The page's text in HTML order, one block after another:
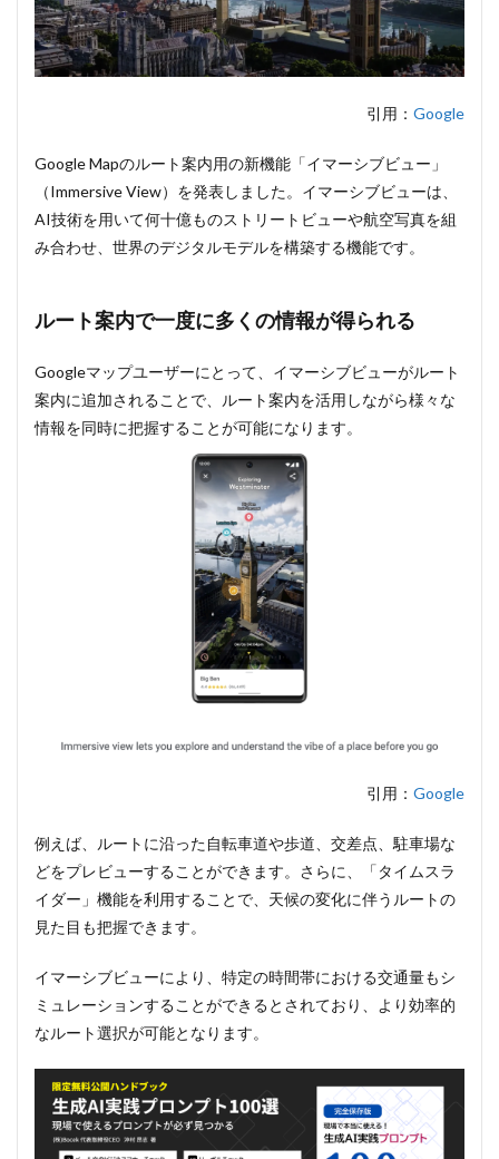
引用： Google
Google Mapのルート案内用の新機能「イマーシブビュー」
（Immersive View）を発表しました。イマーシブビューは、
AI技術を用いて何十億ものストリートビューや航空写真を組
み合わせ、世界のデジタルモデルを構築する機能です。
ルート案内で一度に多くの情報が得られる
Googleマップユーザーにとって、イマーシブビューがルート
案内に追加されることで、ルート案内を活用しながら様々な
情報を同時に把握することが可能になります。
引用： Google
例えば、ルートに沿った自転車道や歩道、交差点、駐車場な
どをプレビューすることができます。さらに、「タイムスラ
イダー」機能を利用することで、天候の変化に伴うルートの
見た目も把握できます。
イマーシブビューにより、特定の時間帯における交通量もシ
ミュレーションすることができるとされており、より効率的
なルート選択が可能となります。